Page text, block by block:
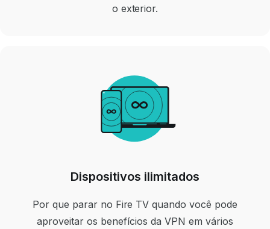
o exterior.
Dispositivos ilimitados
Por que parar no Fire TV quando você pode
aproveitar os benefícios da VPN em vários